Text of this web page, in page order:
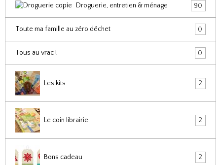
Droguerie, entretien & ménage 90
Toute ma famille au zéro déchet 0
Tous au vrac ! 0
Les kits 2
Le coin librairie 2
Bons cadeau 2